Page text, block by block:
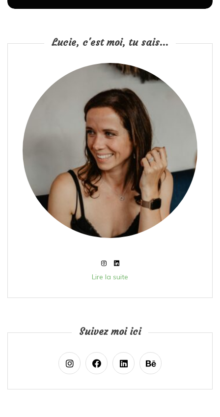
Lucie, c'est moi, tu sais...
Lire la suite
Suivez moi ici